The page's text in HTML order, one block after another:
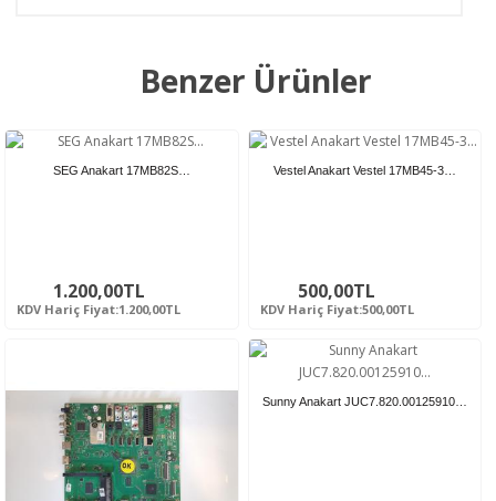
Benzer Ürünler
SEG Anakart 17MB82S…
1.200,00TL
KDV Hariç Fiyat:1.200,00TL
Vestel Anakart Vestel 17MB45-3…
500,00TL
KDV Hariç Fiyat:500,00TL
Sunny Anakart JUC7.820.00125910…